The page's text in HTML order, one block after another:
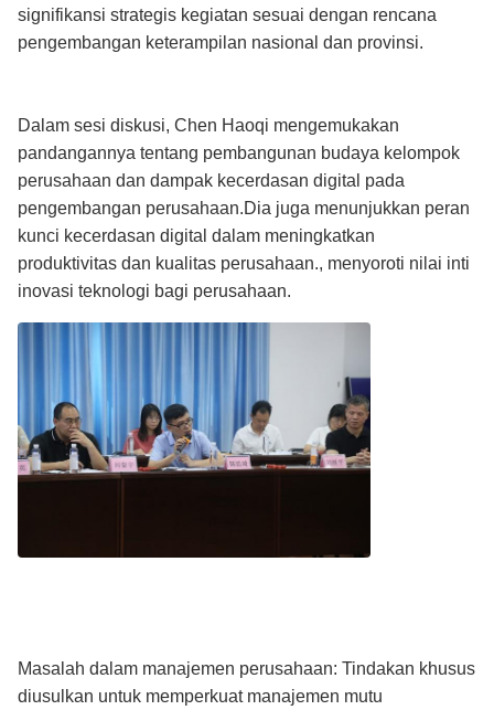
signifikansi strategis kegiatan sesuai dengan rencana
pengembangan keterampilan nasional dan provinsi.
Dalam sesi diskusi, Chen Haoqi mengemukakan
pandangannya tentang pembangunan budaya kelompok
perusahaan dan dampak kecerdasan digital pada
pengembangan perusahaan.Dia juga menunjukkan peran
kunci kecerdasan digital dalam meningkatkan
produktivitas dan kualitas perusahaan., menyoroti nilai inti
inovasi teknologi bagi perusahaan.
Masalah dalam manajemen perusahaan: Tindakan khusus
diusulkan untuk memperkuat manajemen mutu